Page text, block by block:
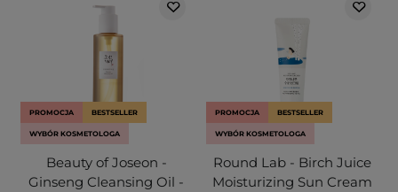
PROMOCJA BESTSELLER
WYBÓR KOSMETOLOGA
Beauty of Joseon -
Ginseng Cleansing Oil -
PROMOCJA BESTSELLER
WYBÓR KOSMETOLOGA
Round Lab - Birch Juice
Moisturizing Sun Cream